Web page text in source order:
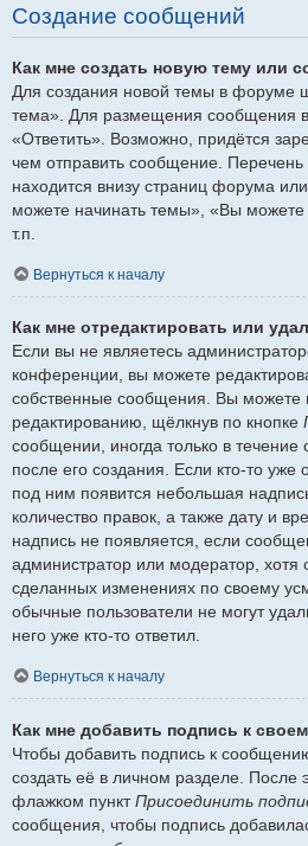
Создание сообщений
Как мне создать новую тему или
Для создания новой темы в форуме
тема». Для размещения сообщения
«Ответить». Возможно, придётся
чем отправить сообщение. Перечень
находится внизу страниц форума
можете начинать темы», «Вы можете
т.п.
Вернуться к началу
Как мне отредактировать или
Если вы не являетесь
конференции, вы можете
собственные сообщения. Вы можете
редактированию, щёлкнув по кнопке
сообщении, иногда только в течение
после его создания. Если кто-то уже
под ним появится небольшая
количество правок, а также дату и
надпись не появляется, если
администратор или модератор, хотя
сделанных изменениях по своему
обычные пользователи не могут
него уже кто-то ответил.
Вернуться к началу
Как мне добавить подпись к
Чтобы добавить подпись к
создать её в личном разделе. После
флажком пунктПрисоединить
сообщения, чтобы подпись